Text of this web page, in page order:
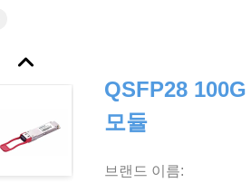
QSFP28
모듈
브랜드 이름: